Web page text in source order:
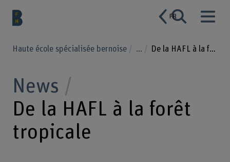
FR
Haute école spécialisée bernoise ... De la HAFL à la forêt tropicale
News
De la HAFL à la forêt
tropicale